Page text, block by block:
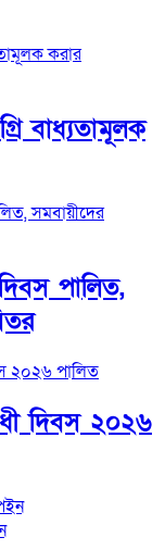
বাধ্যতামূলক
পালিত,
দিবস ২০২৬